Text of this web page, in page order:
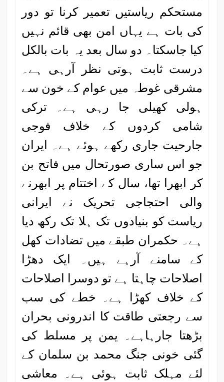
مستحکم ریاستیں تعمیر کرنا تو دور
کی بات ہے یہاں امن بھی قائم نہیں
کیا جاسکتا۔ دو سال بعد یہ بات بالکل
درست ثابت ہوتی نظر آرہی ہے۔
مشرقی غوطہ میں عوام کے خون سے
ہولی کھیلی جا رہی ہے۔ ترکی
شامی کردوں کے خلاف فوجی
جارحیت جاری رکھے ہوئے ہے۔ ایران
جو اس ساری صورتحال میں فاتح بن
کر ابھرا تھا، سال کے اختتام پر ابھرنے
والی احتجاجی تحریک نے ایرانی
ریاست کو بنیادوں تک ہلا تک رکھ دیا
ہے۔ حکمران طبقے میں تضادات کھل
کے سامنے آرہے ہیں۔ ایک دھڑا
اصلاحات چاہتا ہے تو دوسرا اصلاحات
کے خلاف کھڑا ہے۔ خطے کی سب
سے رجعتی طاقت کا اندرونی بحران
بڑھتا جارہاہے۔ یمن پر مسلط کی
گئی خونی جنگ محمد بن سلمان کے
لئے مہلک ثابت ہوئی ہے۔ معاشی